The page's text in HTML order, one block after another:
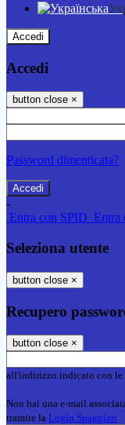
Accedi
Accedi
button close ×
Password dimenticata?
-
Entra con SPID Entra
Seleziona utente
button close ×
Recupero
button close ×
all'indirizzo indicato con le
Non hai una e-mail
tramite la Login Spaggiari